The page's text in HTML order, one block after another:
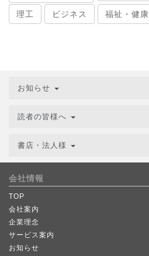
理工 ビジネス 福祉・健康
お知らせ
読者の皆様へ
書店・法人様
会社情報
TOP
会社案内
企業理念
サービス案内
お知らせ